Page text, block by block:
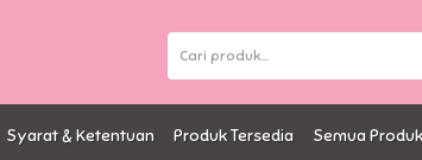
Syarat & Ketentuan Produk Tersedia Semua Produk